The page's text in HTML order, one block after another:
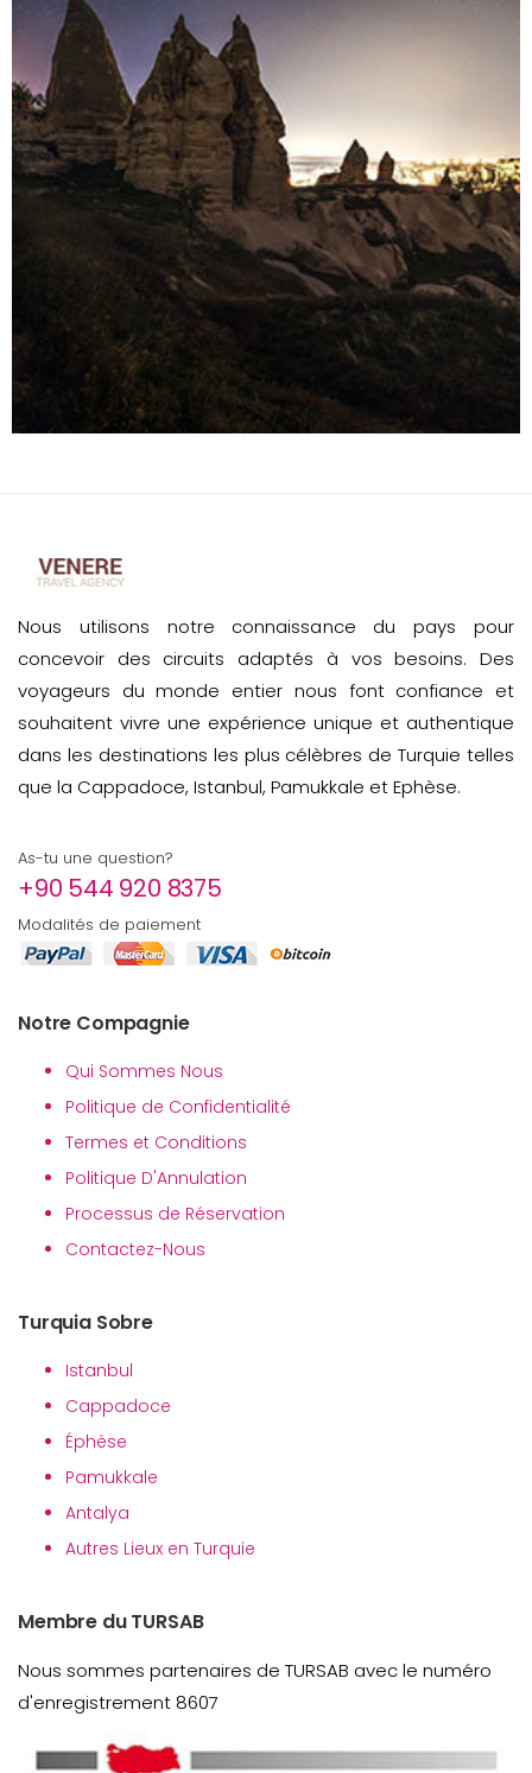
Nous utilisons notre connaissance du pays pour
concevoir des circuits adaptés à vos besoins. Des
voyageurs du monde entier nous font confiance et
souhaitent vivre une expérience unique et authentique
dans les destinations les plus célèbres de Turquie telles
que la Cappadoce, Istanbul, Pamukkale et Ephèse.
As-tu une question?
+90 544 920 8375
Modalités de paiement
Notre Compagnie
Qui Sommes Nous
Politique de Confidentialité
Termes et Conditions
Politique D'Annulation
Processus de Réservation
Contactez-Nous
Turquia Sobre
Istanbul
Cappadoce
Éphèse
Pamukkale
Antalya
Autres Lieux en Turquie
Membre du TURSAB
Nous sommes partenaires de TURSAB avec le numéro
d'enregistrement 8607